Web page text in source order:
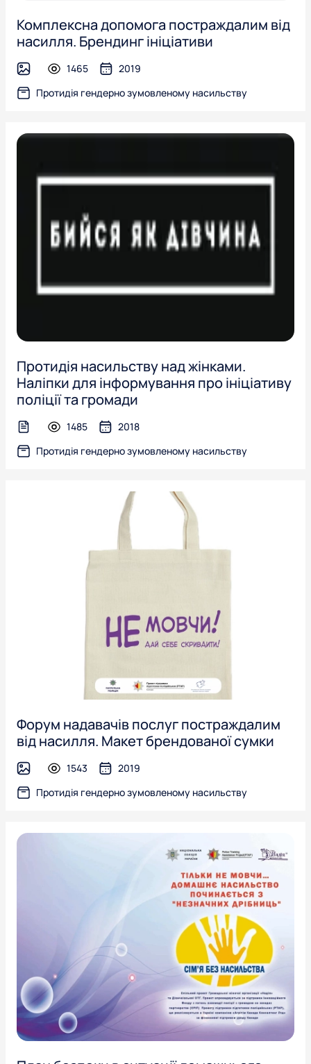
Комплексна допомога постраждалим від
насилля. Брендинг ініціативи
image 1465
2019
Протидія гендерно зумовленому насильству
Протидія насильству над жінками.
Наліпки для інформування про ініціативу
поліції та громади
text-file1485
2018
Протидія гендерно зумовленому насильству
Форум надавачів послуг постраждалим
від насилля. Макет брендованої сумки
image 1543
2019
Протидія гендерно зумовленому насильству